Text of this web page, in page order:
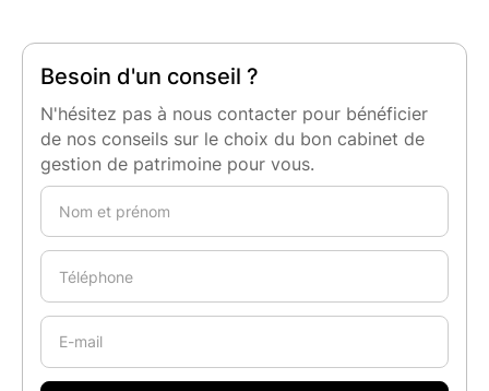
Besoin d'un conseil ?
N'hésitez pas à nous contacter pour bénéficier
de nos conseils sur le choix du bon cabinet de
gestion de patrimoine pour vous.